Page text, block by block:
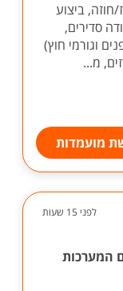
חוזה, ביצוע
סדירים,
וגורמי חוץ)
מ...
מועמדות
לפני 15 שעות
המערכות